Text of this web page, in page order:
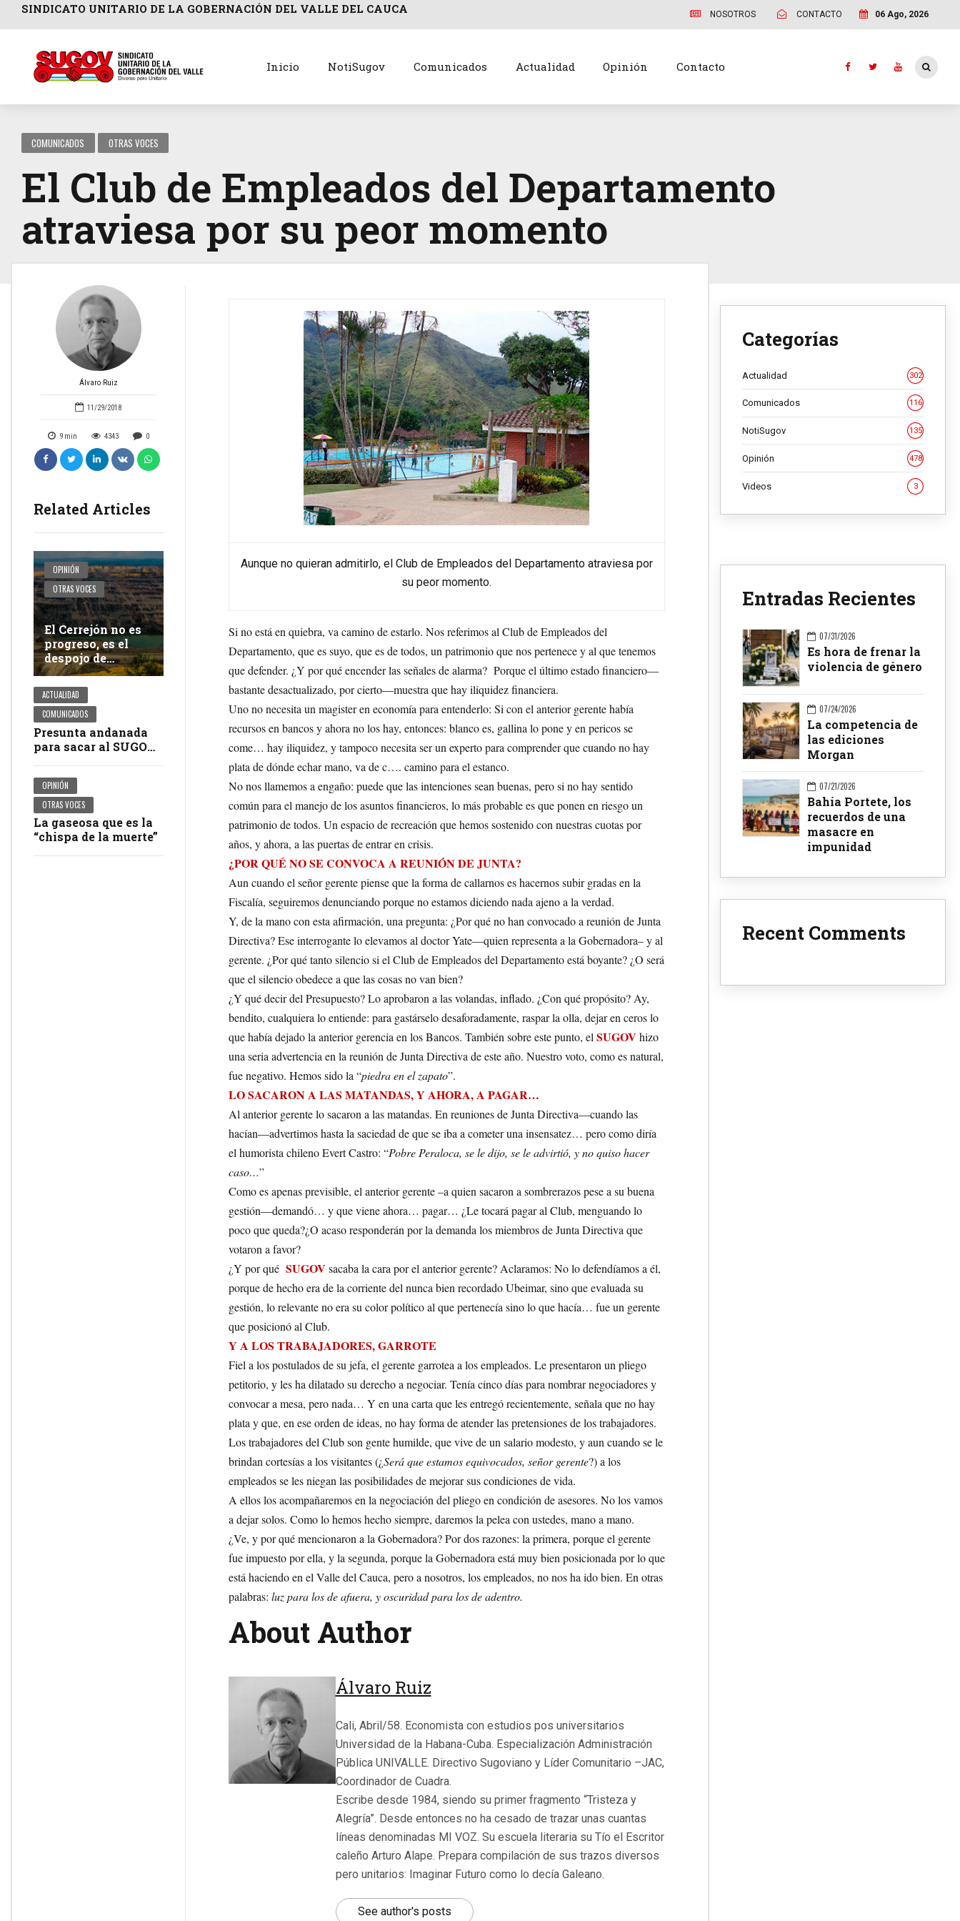
SINDICATO UNITARIO DE LA GOBERNACIÓN DEL VALLE DEL CAUCA NOSOTROS CONTACTO 06 Ago, 2026
Inicio NotiSugov Comunicados Actualidad Opinión Contacto
COMUNICADOS OTRAS VOCES
El Club de Empleados del Departamento
atraviesa por su peor momento
Álvaro Ruiz
11/29/2018
9 min 4343 0
Related Articles
OPINIÓN
OTRAS VOCES
El Cerrejón no es
progreso, es el
despojo de
territorios
ancestrales
ACTUALIDAD
COMUNICADOS
Presunta andanada
para sacar al SUGOV
negociación del
pliego petitorio
OPINIÓN
OTRAS VOCES
La gaseosa que es la
“chispa de la muerte”
Aunque no quieran admitirlo, el Club de Empleados del Departamento atraviesa por
su peor momento.
Si no está en quiebra, va camino de estarlo. Nos referimos al Club de Empleados del
Departamento, que es suyo, que es de todos, un patrimonio que nos pertenece y al que tenemos
que defender. ¿Y por qué encender las señales de alarma? Porque el último estado financiero—
bastante desactualizado, por cierto—muestra que hay iliquidez financiera.
Uno no necesita un magister en economía para entenderlo: Si con el anterior gerente había
recursos en bancos y ahora no los hay, entonces: blanco es, gallina lo pone y en pericos se
come… hay iliquidez, y tampoco necesita ser un experto para comprender que cuando no hay
plata de dónde echar mano, va de c…. camino para el estanco.
No nos llamemos a engaño: puede que las intenciones sean buenas, pero si no hay sentido
común para el manejo de los asuntos financieros, lo más probable es que ponen en riesgo un
patrimonio de todos. Un espacio de recreación que hemos sostenido con nuestras cuotas por
años, y ahora, a las puertas de entrar en crisis.
¿POR QUÉ NO SE CONVOCA A REUNIÓN DE JUNTA?
Aun cuando el señor gerente piense que la forma de callarnos es hacernos subir gradas en la
Fiscalía, seguiremos denunciando porque no estamos diciendo nada ajeno a la verdad.
Y, de la mano con esta afirmación, una pregunta: ¿Por qué no han convocado a reunión de Junta
Directiva? Ese interrogante lo elevamos al doctor Yate—quien representa a la Gobernadora– y al
gerente. ¿Por qué tanto silencio si el Club de Empleados del Departamento está boyante? ¿O será
que el silencio obedece a que las cosas no van bien?
¿Y qué decir del Presupuesto? Lo aprobaron a las volandas, inflado. ¿Con qué propósito? Ay,
bendito, cualquiera lo entiende: para gastárselo desaforadamente, raspar la olla, dejar en ceros lo
que había dejado la anterior gerencia en los Bancos. También sobre este punto, elSUGOVhizo
una seria advertencia en la reunión de Junta Directiva de este año. Nuestro voto, como es natural,
fue negativo. Hemos sido la “piedra en el zapato”.
LO SACARON A LAS MATANDAS, Y AHORA, A PAGAR…
Al anterior gerente lo sacaron a las matandas. En reuniones de Junta Directiva—cuando las
hacían—advertimos hasta la saciedad de que se iba a cometer una insensatez… pero como diría
el humorista chileno Evert Castro: “Pobre Peraloca, se le dijo, se le advirtió, y no quiso hacer
caso…”
Como es apenas previsible, el anterior gerente –a quien sacaron a sombrerazos pese a su buena
gestión—demandó… y que viene ahora… pagar… ¿Le tocará pagar al Club, menguando lo
poco que queda?¿O acaso responderán por la demanda los miembros de Junta Directiva que
votaron a favor?
¿Y por qué SUGOVsacaba la cara por el anterior gerente? Aclaramos: No lo defendíamos a él,
porque de hecho era de la corriente del nunca bien recordado Ubeimar, sino que evaluada su
gestión, lo relevante no era su color político al que pertenecía sino lo que hacía… fue un gerente
que posicionó al Club.
Y A LOS TRABAJADORES, GARROTE
Fiel a los postulados de su jefa, el gerente garrotea a los empleados. Le presentaron un pliego
petitorio, y les ha dilatado su derecho a negociar. Tenía cinco días para nombrar negociadores y
convocar a mesa, pero nada… Y en una carta que les entregó recientemente, señala que no hay
plata y que, en ese orden de ideas, no hay forma de atender las pretensiones de los trabajadores.
Los trabajadores del Club son gente humilde, que vive de un salario modesto, y aun cuando se le
brindan cortesías a los visitantes (¿Será que estamos equivocados, señor gerente?) a los
empleados se les niegan las posibilidades de mejorar sus condiciones de vida.
A ellos los acompañaremos en la negociación del pliego en condición de asesores. No los vamos
a dejar solos. Como lo hemos hecho siempre, daremos la pelea con ustedes, mano a mano.
¿Ve, y por qué mencionaron a la Gobernadora? Por dos razones: la primera, porque el gerente
fue impuesto por ella, y la segunda, porque la Gobernadora está muy bien posicionada por lo que
está haciendo en el Valle del Cauca, pero a nosotros, los empleados, no nos ha ido bien. En otras
palabras: luz para los de afuera, y oscuridad para los de adentro.
About Author
Álvaro Ruiz
Cali, Abril/58. Economista con estudios pos universitarios
Universidad de la Habana-Cuba. Especialización Administración
Pública UNIVALLE. Directivo Sugoviano y Líder Comunitario –JAC,
Coordinador de Cuadra.
Escribe desde 1984, siendo su primer fragmento “Tristeza y
Alegría”. Desde entonces no ha cesado de trazar unas cuantas
líneas denominadas MI VOZ. Su escuela literaria su Tío el Escritor
caleño Arturo Alape. Prepara compilación de sus trazos diversos
pero unitarios: Imaginar Futuro como lo decía Galeano.
See author's posts
Categorías
Actualidad 302
Comunicados 116
NotiSugov 135
Opinión 478
Videos 3
Entradas Recientes
07/31/2026
Es hora de frenar la
violencia de género
07/24/2026
La competencia de
las ediciones
Morgan
07/21/2026
Bahía Portete, los
recuerdos de una
masacre en
impunidad
Recent Comments